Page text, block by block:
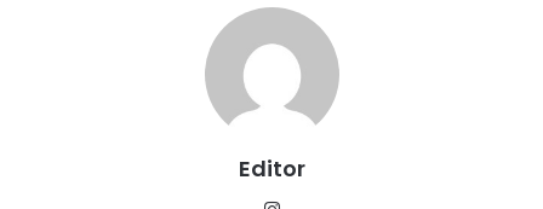
Editor